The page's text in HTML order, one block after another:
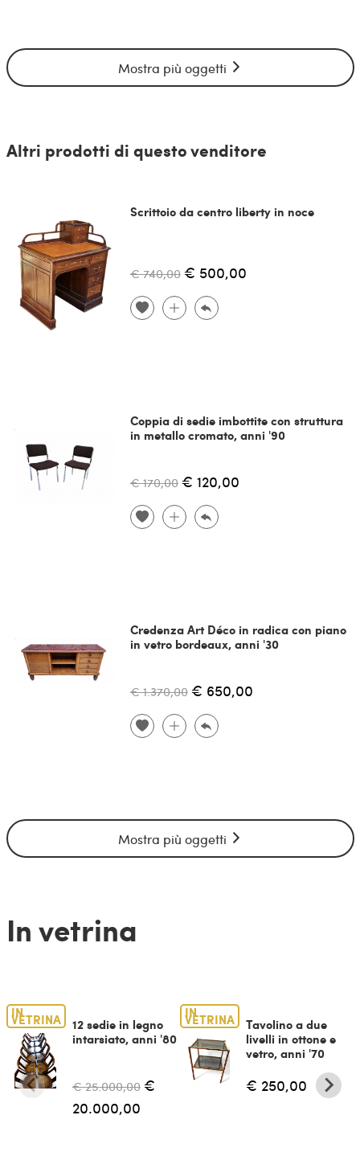
Mostra più oggetti
Altri prodotti di questo venditore
Scrittoio da centro liberty in noce
€ 740,00 € 500,00
Coppia di sedie imbottite con struttura
in metallo cromato, anni '90
€ 170,00 € 120,00
Credenza Art Déco in radica con piano
in vetro bordeaux, anni '30
€ 1.370,00 € 650,00
Mostra più oggetti
In vetrina
IN
VETRINA
12 sedie in legno
intarsiato, anni '80
€ 25.000,00 €
20.000,00
IN
VETRINA
Tavolino a due
livelli in ottone e
vetro, anni '70
€ 250,00